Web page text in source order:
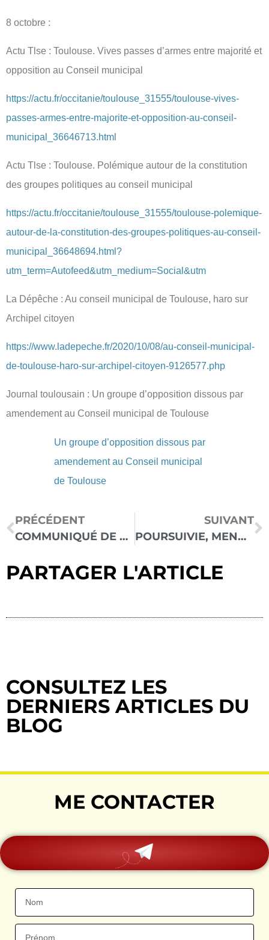
8 octobre :
Actu Tlse : Toulouse. Vives passes d’armes entre majorité et
opposition au Conseil municipal
https://actu.fr/occitanie/toulouse_31555/toulouse-vives-
passes-armes-entre-majorite-et-opposition-au-conseil-
municipal_36646713.html
Actu Tlse : Toulouse. Polémique autour de la constitution
des groupes politiques au conseil municipal
https://actu.fr/occitanie/toulouse_31555/toulouse-polemique-
autour-de-la-constitution-des-groupes-politiques-au-conseil-
municipal_36648694.html?
utm_term=Autofeed&utm_medium=Social&utm
La Dépêche : Au conseil municipal de Toulouse, haro sur
Archipel citoyen
https://www.ladepeche.fr/2020/10/08/au-conseil-municipal-
de-toulouse-haro-sur-archipel-citoyen-9126577.php
Journal toulousain : Un groupe d’opposition dissous par
amendement au Conseil municipal de Toulouse
Un groupe d’opposition dissous par
amendement au Conseil municipal
de Toulouse
PRÉCÉDENT
COMMUNIQUÉ DE PRESSE : MALGRÉ LA MENACE, POURQUOI JE MANIFESTE CE SAMEDI 7 NOVEMBRE À TOULOUSE ?
SUIVANT
POURSUIVIE, MENACÉE ET CONDAMNÉE PARCE QUE JE DÉNONCE LES CONDITIONS DE VIE INDIGNES DES PERSONNES EN SITUATION DE HANDICAP DANS CE PAYS…
PARTAGER L'ARTICLE
CONSULTEZ LES
DERNIERS ARTICLES DU
BLOG
ME CONTACTER